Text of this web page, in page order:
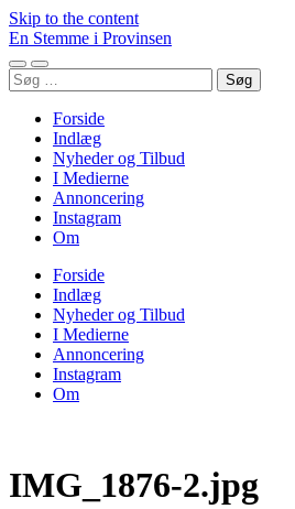
Skip to the content
En Stemme i Provinsen
Toggle
mobile
Toggle
search
Søg
efter:
Forside
Indlæg
Nyheder og Tilbud
I Medierne
Annoncering
Instagram
Om
Forside
Indlæg
Nyheder og Tilbud
I Medierne
Annoncering
Instagram
Om
IMG_1876-2.jpg